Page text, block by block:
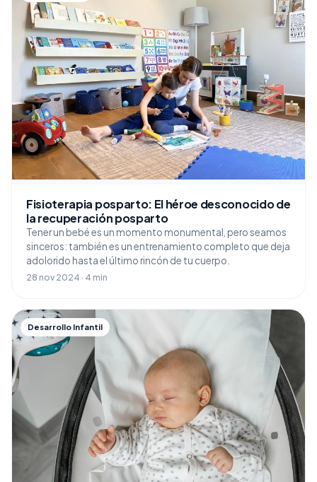
Fisioterapia posparto: El héroe desconocido de
la recuperación posparto
Tener un bebé es un momento monumental, pero seamos
sinceros: también es un entrenamiento completo que deja
adolorido hasta el último rincón de tu cuerpo.
28 nov 2024 · 4 min
Desarrollo Infantil